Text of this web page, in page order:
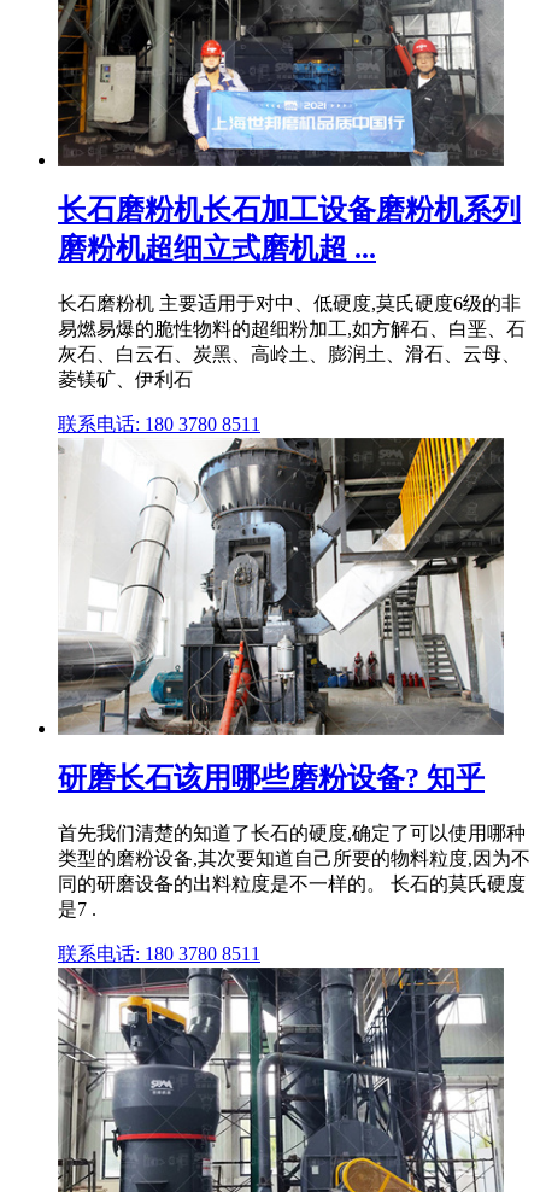
长石磨粉机长石加工设备磨粉机系列
磨粉机超细立式磨机超 ...
长石磨粉机 主要适用于对中、低硬度,莫氏硬度6级的非
易燃易爆的脆性物料的超细粉加工,如方解石、白垩、石
灰石、白云石、炭黑、高岭土、膨润土、滑石、云母、
菱镁矿、伊利石
联系电话: 180 3780 8511
研磨长石该用哪些磨粉设备? 知乎
首先我们清楚的知道了长石的硬度,确定了可以使用哪种
类型的磨粉设备,其次要知道自己所要的物料粒度,因为不
同的研磨设备的出料粒度是不一样的。 长石的莫氏硬度
是7 .
联系电话: 180 3780 8511